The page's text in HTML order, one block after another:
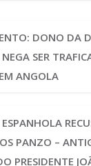
DONO DA
SER
ANGOLA
ESPANHOLA
PANZO –
PRESIDENTE